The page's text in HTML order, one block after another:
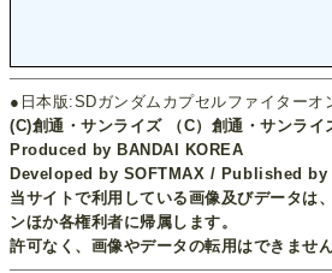
●日本版:SDガンダムカプセルファイターオ
(C)創通・サンライズ （C）創通・サンライ
Produced by BANDAI KOREA
Developed by SOFTMAX / Published
当サイトで利用している画像及びデータは
ンほか各権利者に帰属します。
許可なく、画像やデータの転用はできません